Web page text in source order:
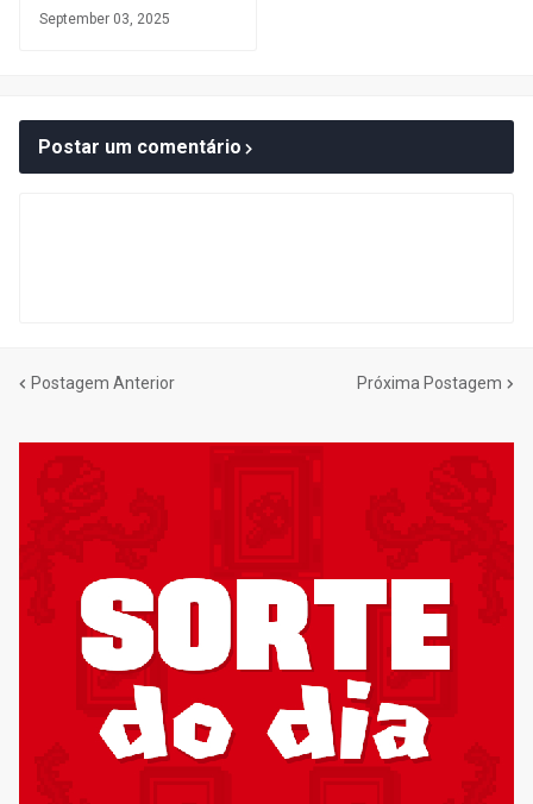
September 03, 2025
Postar um comentário
Postagem Anterior Próxima Postagem